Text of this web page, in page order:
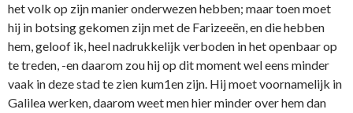
het volk op zijn manier onderwezen hebben; maar toen moet
hij in botsing gekomen zijn met de Farizeeën, en die hebben
hem, geloof ik, heel nadrukkelijk verboden in het openbaar op
te treden, -en daarom zou hij op dit moment wel eens minder
vaak in deze stad te zien kum1en zijn. Hij moet voornamelijk in
Galilea werken, daarom weet men hier minder over hem dan